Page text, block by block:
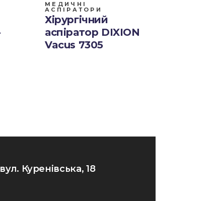
МЕДИЧНІ
АСПІРАТОРИ
Хірургічний
аспіратор DIXION
Vacus 7305
Куренівська, 18